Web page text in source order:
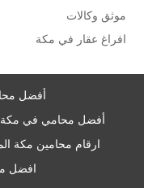
موثق وكالات
افراغ عقار في مكة
أفضل
أفضل محامي في مكة
ارقام محامين مكة
افضل